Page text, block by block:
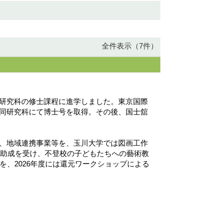
全件表示（7件）
究科の修士課程に進学しました。東京国際
研究科にて博士号を取得。その後、国士舘
地域連携事業等を、玉川大学では図画工作
成を受け、不登校の子どもたちへの藝術教
、2026年度には還元ワークショップによる